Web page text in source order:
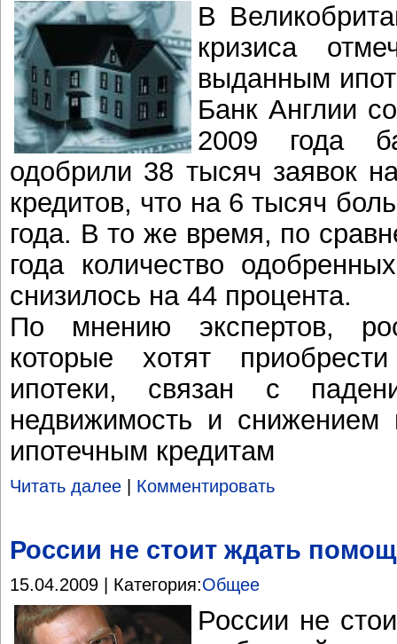
В
кризиса
выданным
Банк Англии
2009 года
одобрили 38 тысяч заявок
кредитов, что на 6 тысяч
года. В то же время, по
года количество
снизилось на 44 процента.
По мнению экспертов,
которые хотят
ипотеки, связан с
недвижимость и снижением
ипотечным кредитам
Читать далее Комментировать
России не стоит ждать
15.04.2009 | Категория:Общее
России не